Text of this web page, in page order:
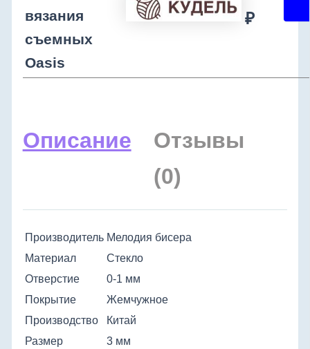
вязания
съемных
Oasis
₽
Описание
Отзывы
(0)
Производитель Мелодия бисера
Материал
Стекло
Отверстие
0-1 мм
Покрытие
Жемчужное
Производство
Китай
Размер
3 мм